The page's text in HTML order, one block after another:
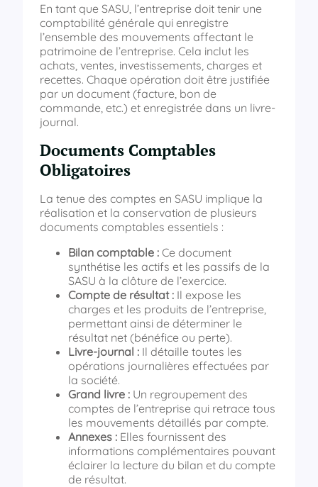
En tant que SASU, l’entreprise doit tenir une
comptabilité générale qui enregistre
l’ensemble des mouvements affectant le
patrimoine de l’entreprise. Cela inclut les
achats, ventes, investissements, charges et
recettes. Chaque opération doit être justifiée
par un document (facture, bon de
commande, etc.) et enregistrée dans un livre-
journal.
Documents Comptables
Obligatoires
La tenue des comptes en SASU implique la
réalisation et la conservation de plusieurs
documents comptables essentiels :
Bilan comptable : Ce document
synthétise les actifs et les passifs de la
SASU à la clôture de l’exercice.
Compte de résultat : Il expose les
charges et les produits de l’entreprise,
permettant ainsi de déterminer le
résultat net (bénéfice ou perte).
Livre-journal : Il détaille toutes les
opérations journalières effectuées par
la société.
Grand livre : Un regroupement des
comptes de l’entreprise qui retrace tous
les mouvements détaillés par compte.
Annexes : Elles fournissent des
informations complémentaires pouvant
éclairer la lecture du bilan et du compte
de résultat.